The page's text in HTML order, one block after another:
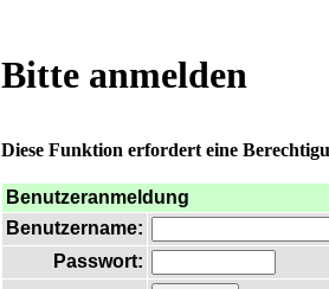
Bitte anmelden
Diese Funktion erfordert eine
Benutzeranmeldung
Benutzername:
Passwort: